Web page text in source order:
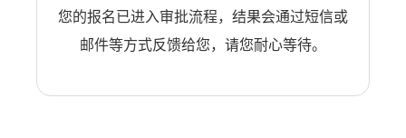
您的报名已进入审批流程，结果会通过短信或
邮件等方式反馈给您，请您耐心等待。